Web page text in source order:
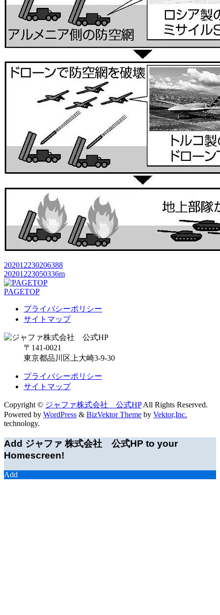
202012230206388
20201223050336m
PAGETOP
プライバシーポリシー
サイトマップ
〒141-0021
東京都品川区上大崎3-9-30
プライバシーポリシー
サイトマップ
Copyright © ジャファ株式会社 公式HPAll Rights Reserved.
Powered by WordPress & BizVektor Theme by Vektor,Inc.
technology.
Add ジャファ 株式会社 公式HP to your
Homescreen!
Add